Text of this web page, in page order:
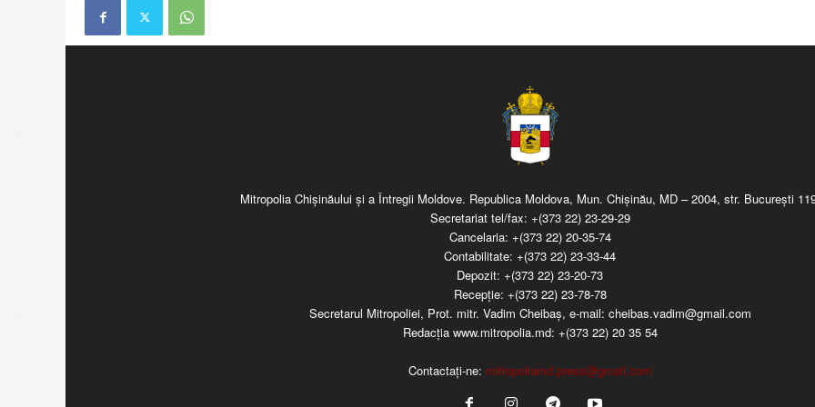
Mitropolia Chişinăului şi a Întregii Moldove. Republica Moldova, Mun. Chişinău, MD – 2004, str. Bucureşti
Secretariat tel/fax: +(373 22) 23-29-29
Cancelaria: +(373 22) 20-35-74
Contabilitate: +(373 22) 23-33-44
Depozit: +(373 22) 23-20-73
Recepţie: +(373 22) 23-78-78
Secretarul Mitropoliei, Prot. mitr. Vadim Cheibaş, e-mail: cheibas.vadim@gmail.com
Redacția www.mitropolia.md: +(373 22) 20 35 54
Contactați-ne: mitropoliamd.press@gmail.com